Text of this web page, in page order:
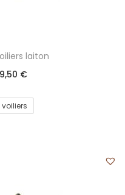
laiton
€
voiliers